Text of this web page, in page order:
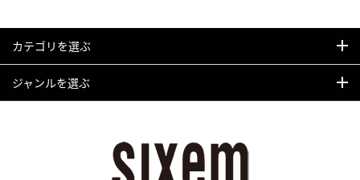
カテゴリを選ぶ
ジャンルを選ぶ